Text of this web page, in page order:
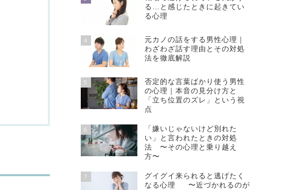
る…と感じたときに起きてい
る心理
4
元カノの話をする男性心理｜
わざわざ話す理由とその対処
法を徹底解説
5
否定的な言葉ばかり使う男性
の心理｜本音の見分け方と
「立ち位置のズレ」という視
点
6
「嫌いじゃないけど別れた
い」と言われたときの対処
法 〜その心理と乗り越え
方〜
7
グイグイ来られると逃げたく
なる心理 〜近づかれるのが